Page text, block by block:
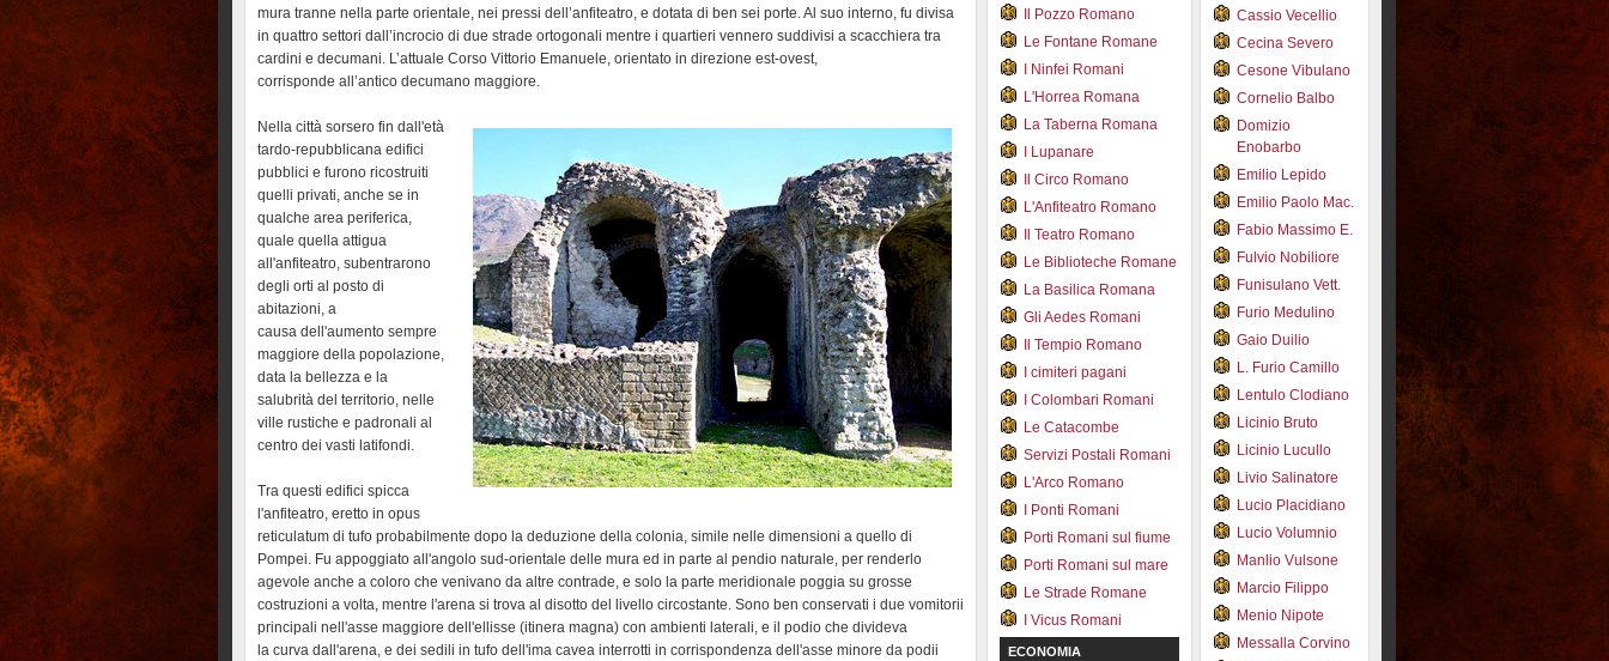
mura tranne nella parte orientale, nei pressi dell’anfiteatro, e dotata di ben sei porte. Al suo interno, fu divisa
in quattro settori dall’incrocio di due strade ortogonali mentre i quartieri vennero suddivisi a scacchiera tra
cardini e decumani. L’attuale Corso Vittorio Emanuele, orientato in direzione est-ovest,
corrisponde all’antico decumano maggiore.
Nella città sorsero fin dall'età
tardo-repubblicana edifici
pubblici e furono ricostruiti
quelli privati, anche se in
qualche area periferica,
quale quella attigua
all'anfiteatro, subentrarono
degli orti al posto di
abitazioni, a
causa dell'aumento sempre
maggiore della popolazione,
data la bellezza e la
salubrità del territorio, nelle
ville rustiche e padronali al
centro dei vasti latifondi.
Tra questi edifici spicca
l'anfiteatro, eretto in opus
reticulatum di tufo probabilmente dopo la deduzione della colonia, simile nelle dimensioni a quello di
Pompei. Fu appoggiato all'angolo sud-orientale delle mura ed in parte al pendio naturale, per renderlo
agevole anche a coloro che venivano da altre contrade, e solo la parte meridionale poggia su grosse
costruzioni a volta, mentre l'arena si trova al disotto del livello circostante. Sono ben conservati i due vomitorii
principali nell'asse maggiore dell'ellisse (itinera magna) con ambienti laterali, e il podio che divideva
la curva dall'arena, e dei sedili in tufo dell'ima cavea interrotti in corrispondenza dell'asse minore da podii
Il Pozzo Romano
Le Fontane Romane
I Ninfei Romani
L'Horrea Romana
La Taberna Romana
I Lupanare
Il Circo Romano
L'Anfiteatro Romano
Il Teatro Romano
Le Biblioteche Romane
La Basilica Romana
Gli Aedes Romani
Il Tempio Romano
I cimiteri pagani
I Colombari Romani
Le Catacombe
Servizi Postali Romani
L'Arco Romano
I Ponti Romani
Porti Romani sul fiume
Porti Romani sul mare
Le Strade Romane
I Vicus Romani
ECONOMIA
Cassio Vecellio
Cecina Severo
Cesone Vibulano
Cornelio Balbo
Domizio
Enobarbo
Emilio Lepido
Emilio Paolo Mac.
Fabio Massimo E.
Fulvio Nobiliore
Funisulano Vett.
Furio Medulino
Gaio Duilio
L. Furio Camillo
Lentulo Clodiano
Licinio Bruto
Licinio Lucullo
Livio Salinatore
Lucio Placidiano
Lucio Volumnio
Manlio Vulsone
Marcio Filippo
Menio Nipote
Messalla Corvino